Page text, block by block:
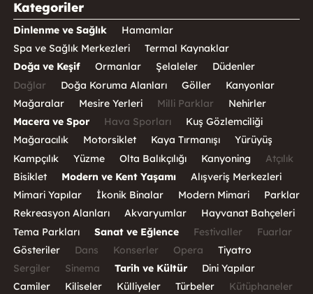
Kategoriler
Dinlenme ve Sağlık
Hamamlar
Spa ve Sağlık Merkezleri
Termal Kaynaklar
Doğa ve Keşif
Ormanlar Şelaleler
Düdenler
Dağlar
Doğa Koruma Alanları Göller
Kanyonlar
Mağaralar
Mesire Yerleri Milli Parklar
Nehirler
Macera ve Spor
Hava Sporları
Kuş Gözlemciliği
Mağaracılık
Motorsiklet Kaya Tırmanışı
Yürüyüş
Kampçılık
Yüzme Olta Balıkçılığı Kanyoning
Atçılık
Bisiklet
Modern ve Kent Yaşamı
Alışveriş Merkezleri
Mimari Yapılar
İkonik Binalar Modern Mimari
Parklar
Rekreasyon Alanları
Akvaryumlar
Hayvanat Bahçeleri
Tema Parkları
Sanat ve Eğlence Festivaller
Fuarlar
Gösteriler
Dans Konserler Opera
Tiyatro
Sergiler
Sinema Tarih ve Kültür
Dini Yapılar
Camiler
Kiliseler Külliyeler Türbeler
Kütüphaneler